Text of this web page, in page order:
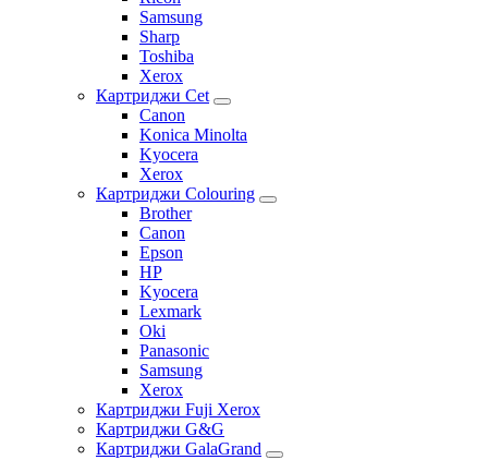
Samsung
Sharp
Toshiba
Xerox
Картриджи Cet
Canon
Konica Minolta
Kyocera
Xerox
Картриджи Colouring
Brother
Canon
Epson
HP
Kyocera
Lexmark
Oki
Panasonic
Samsung
Xerox
Картриджи Fuji Xerox
Картриджи G&G
Картриджи GalaGrand